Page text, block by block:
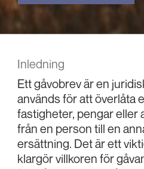
Inledning
Ett gåvobrev är en
används för att överlåta
fastigheter, pengar eller
från en person till en
ersättning. Det är ett
klargör villkoren för